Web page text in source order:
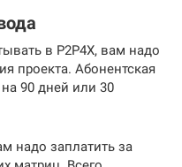
в P2P4X, вам надо
проекта. Абонентская
90 дней или 30
надо заплатить за